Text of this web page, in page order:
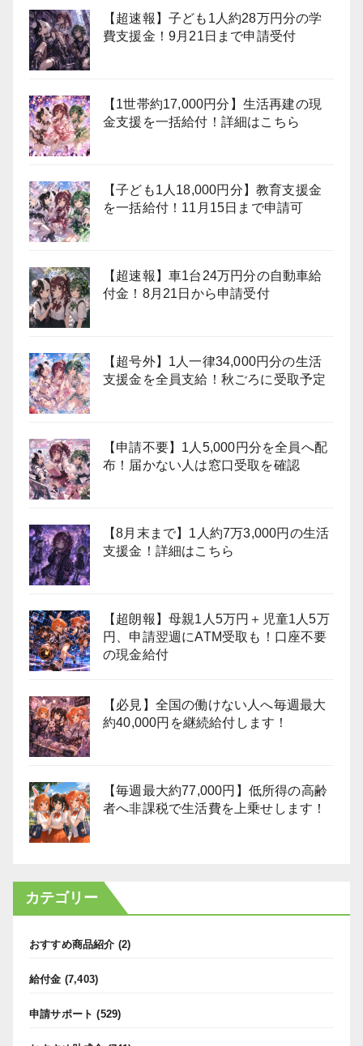
【超速報】子ども1人約28万円分の学
費支援金！9月21日まで申請受付
【1世帯約17,000円分】生活再建の現
金支援を一括給付！詳細はこちら
【子ども1人18,000円分】教育支援金
を一括給付！11月15日まで申請可
【超速報】車1台24万円分の自動車給
付金！8月21日から申請受付
【超号外】1人一律34,000円分の生活
支援金を全員支給！秋ごろに受取予定
【申請不要】1人5,000円分を全員へ配
布！届かない人は窓口受取を確認
【8月末まで】1人約7万3,000円の生活
支援金！詳細はこちら
【超朗報】母親1人5万円＋児童1人5万
円、申請翌週にATM受取も！口座不要
の現金給付
【必見】全国の働けない人へ毎週最大
約40,000円を継続給付します！
【毎週最大約77,000円】低所得の高齢
者へ非課税で生活費を上乗せします！
カテゴリー
おすすめ商品紹介 (2)
給付金 (7,403)
申請サポート (529)